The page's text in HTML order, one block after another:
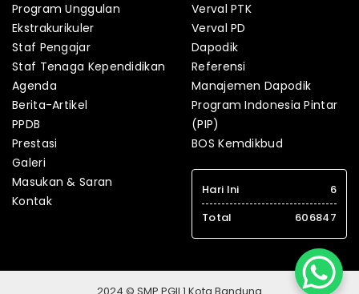
Program Unggulan
Ekstrakurikuler
Staf Pengajar
Staf Tenaga Kependidikan
Agenda
Berita-Artikel
PPDB
Prestasi
Galeri
Masukan & Saran
Kontak
Verval PTK
Verval PD
Dapodik
Referensi
Manajemen Dapodik
Program Indonesia Pintar
(PIP)
BOS Kemdikbud
Hari Ini
6
Total
606847